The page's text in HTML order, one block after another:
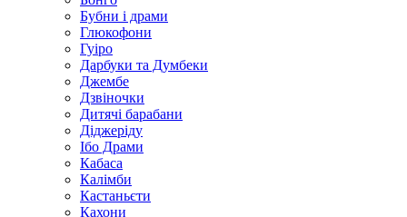
Бубни і драми
Глюкофони
Гуіро
Дарбуки та Думбеки
Джембе
Дзвіночки
Дитячі барабани
Діджеріду
Ібо Драми
Кабаса
Калімби
Кастаньєти
Кахони